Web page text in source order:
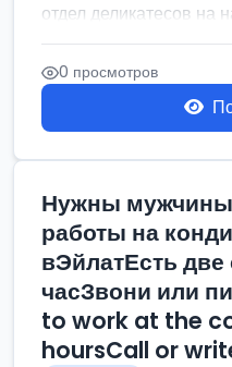
отдел деликатесов на
0 просмотров
Нужны
работы на
вЭйлатЕсть
часЗвони или
to work at the
hoursCall or